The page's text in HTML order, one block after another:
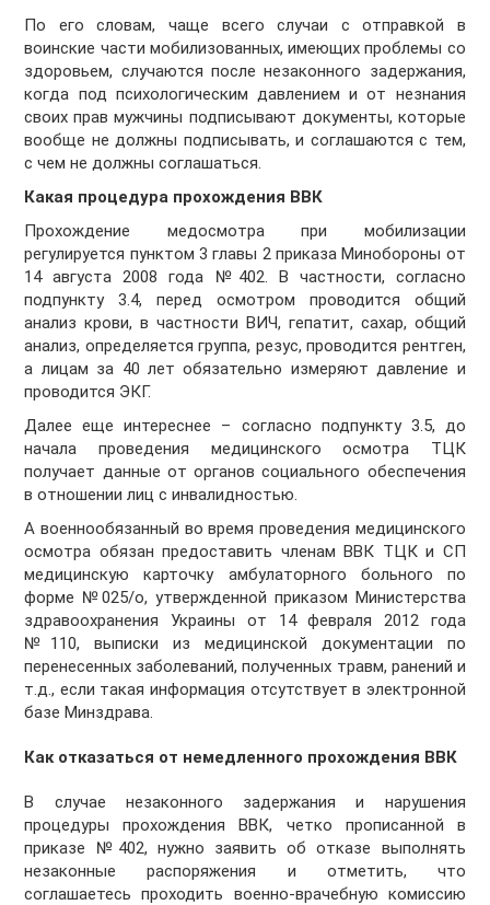
По его словам, чаще всего случаи с отправкой в
воинские части мобилизованных, имеющих проблемы со
здоровьем, случаются после незаконного задержания,
когда под психологическим давлением и от незнания
своих прав мужчины подписывают документы, которые
вообще не должны подписывать, и соглашаются с тем,
с чем не должны соглашаться.
Какая процедура прохождения ВВК
Прохождение медосмотра при мобилизации
регулируется пунктом 3 главы 2 приказа Минобороны от
14 августа 2008 года №402. В частности, согласно
подпункту 3.4, перед осмотром проводится общий
анализ крови, в частности ВИЧ, гепатит, сахар, общий
анализ, определяется группа, резус, проводится рентген,
а лицам за 40 лет обязательно измеряют давление и
проводится ЭКГ.
Далее еще интереснее – согласно подпункту 3.5, до
начала проведения медицинского осмотра ТЦК
получает данные от органов социального обеспечения
в отношении лиц с инвалидностью.
А военнообязанный во время проведения медицинского
осмотра обязан предоставить членам ВВК ТЦК и СП
медицинскую карточку амбулаторного больного по
форме №025/о, утвержденной приказом Министерства
здравоохранения Украины от 14 февраля 2012 года
№110, выписки из медицинской документации по
перенесенных заболеваний, полученных травм, ранений и
т.д., если такая информация отсутствует в электронной
базе Минздрава.
Как отказаться от немедленного прохождения ВВК
В случае незаконного задержания и нарушения
процедуры прохождения ВВК, четко прописанной в
приказе №402, нужно заявить об отказе выполнять
незаконные распоряжения и отметить, что
соглашаетесь проходить военно-врачебную комиссию